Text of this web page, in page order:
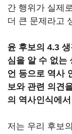
간 행위가 실제
더 큰 문제라고
윤 후보의 4.3
심을 알 수 없는
언 등으로 역사
보와 관련 의견
의 역사인식에
저는 우리 후보